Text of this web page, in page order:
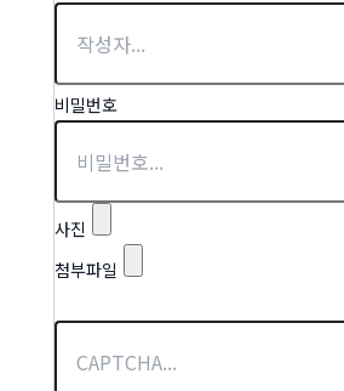
비밀번호
사진
첨부파일